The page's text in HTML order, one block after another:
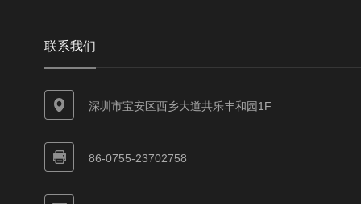
联系我们
深圳市宝安区西乡大道共乐丰和园1F
86-0755-23702758